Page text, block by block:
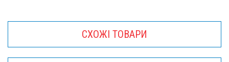
СХОЖІ ТОВАРИ